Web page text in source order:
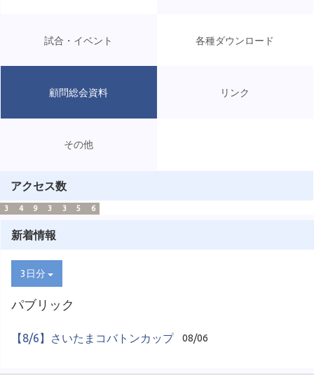
試合・イベント 各種ダウンロード
顧問総会資料 リンク
その他
アクセス数
3 4 9 3 3 5 6
新着情報
3日分
パブリック
【8/6】さいたまコバトンカップ 08/06